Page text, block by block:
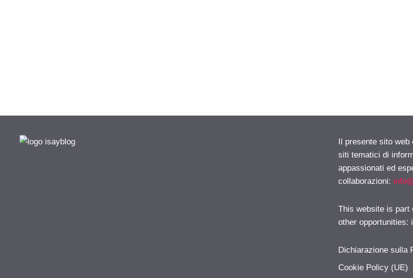
Il presente sito
siti tematici di
appassionati ed
collaborazioni:
This website is part
other opportunities:
Dichiarazione sulla
Cookie Policy (UE)